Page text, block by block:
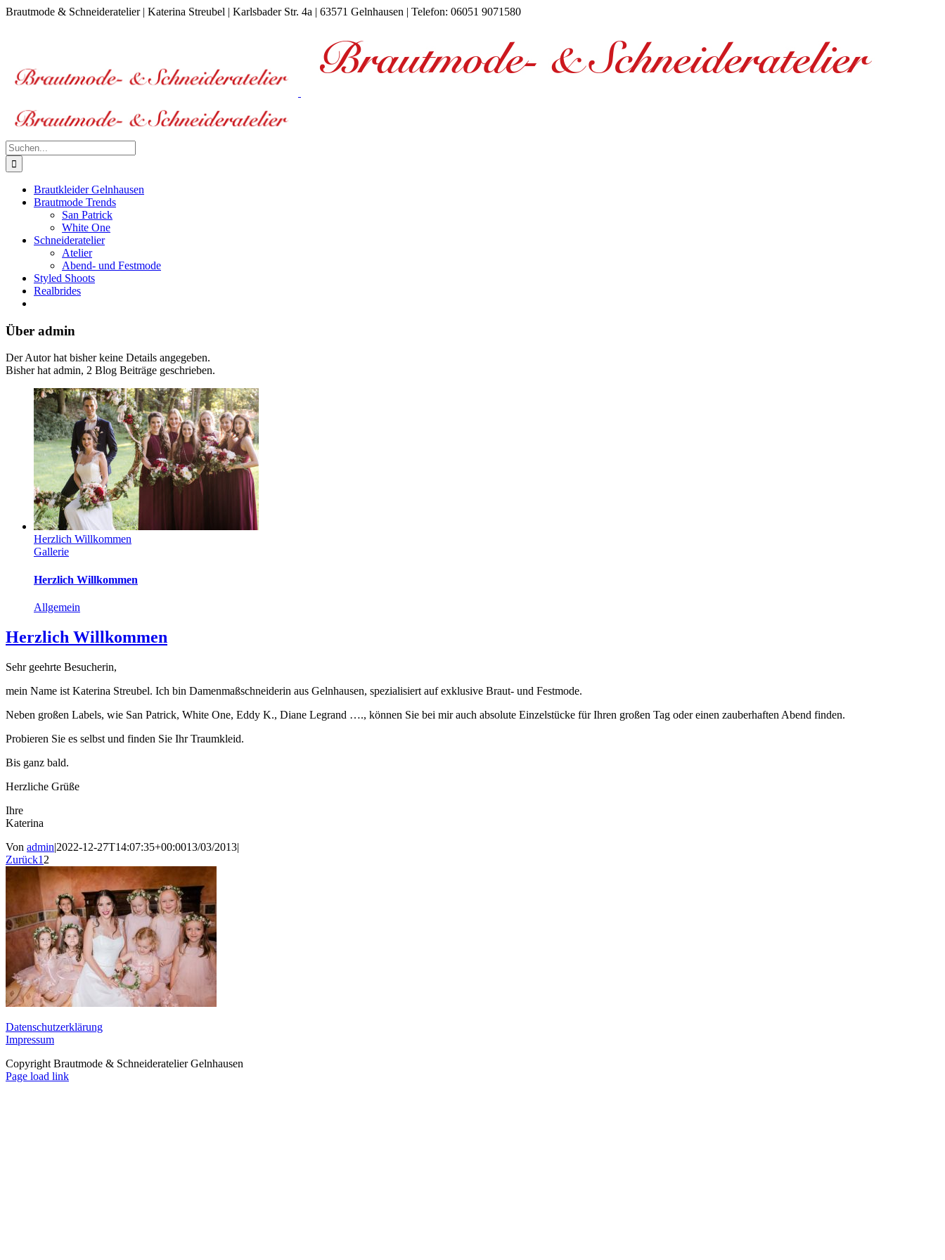
Zum
Brautmode & Schneideratelier | Katerina Streubel | Karlsbader Str. 4a | 63571 Gelnhausen | Telefon: 06051 9071580
Suche
nach:
Brautkleider Gelnhausen
Brautmode Trends
San Patrick
White One
Schneideratelier
Atelier
Abend- und Festmode
Styled Shoots
Realbrides
Über admin
Der Autor hat bisher keine Details angegeben.
Bisher hat admin, 2 Blog Beiträge geschrieben.
Herzlich Willkommen
Gallerie
Herzlich Willkommen
Allgemein
Herzlich Willkommen
Sehr geehrte Besucherin,
mein Name ist Katerina Streubel. Ich bin Damenmaßschneiderin aus Gelnhausen, spezialisiert auf exklusive Braut- und Festmode.
Neben großen Labels, wie San Patrick, White One, Eddy K., Diane Legrand …., können Sie bei mir auch absolute Einzelstücke für Ihren großen Tag oder einen zauberhaften Abend finden.
Probieren Sie es selbst und finden Sie Ihr Traumkleid.
Bis ganz bald.
Herzliche Grüße
Ihre
Katerina
Von admin|2022-12-27T14:07:35+00:0013/03/2013|
Zurück1 2
Datenschutzerklärung
Impressum
Copyright Brautmode & Schneideratelier Gelnhausen
Facebook
Instagram
E-
Page load link